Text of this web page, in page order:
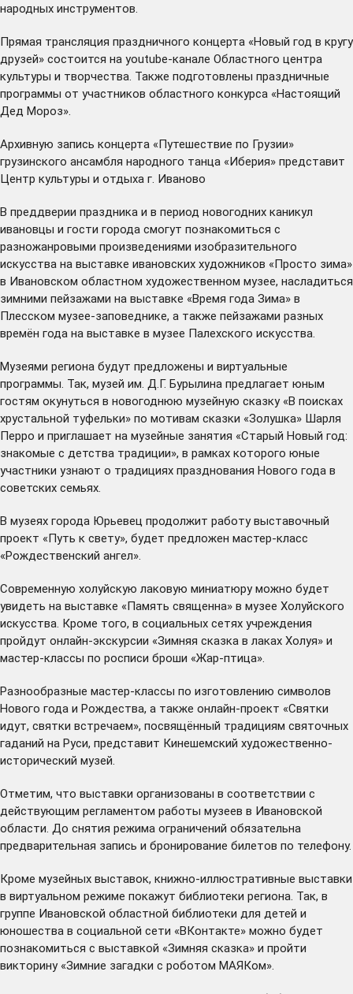
народных инструментов.
Прямая трансляция праздничного концерта «Новый год в кругу
друзей» состоится на youtube-канале Областного центра
культуры и творчества. Также подготовлены праздничные
программы от участников областного конкурса «Настоящий
Дед Мороз».
Архивную запись концерта «Путешествие по Грузии»
грузинского ансамбля народного танца «Иберия» представит
Центр культуры и отдыха г. Иваново
В преддверии праздника и в период новогодних каникул
ивановцы и гости города смогут познакомиться с
разножанровыми произведениями изобразительного
искусства на выставке ивановских художников «Просто зима»
в Ивановском областном художественном музее, насладиться
зимними пейзажами на выставке «Время года Зима» в
Плесском музее-заповеднике, а также пейзажами разных
времён года на выставке в музее Палехского искусства.
Музеями региона будут предложены и виртуальные
программы. Так, музей им. Д.Г. Бурылина предлагает юным
гостям окунуться в новогоднюю музейную сказку «В поисках
хрустальной туфельки» по мотивам сказки «Золушка» Шарля
Перро и приглашает на музейные занятия «Старый Новый год:
знакомые с детства традиции», в рамках которого юные
участники узнают о традициях празднования Нового года в
советских семьях.
В музеях города Юрьевец продолжит работу выставочный
проект «Путь к свету», будет предложен мастер-класс
«Рождественский ангел».
Современную холуйскую лаковую миниатюру можно будет
увидеть на выставке «Память священна» в музее Холуйского
искусства. Кроме того, в социальных сетях учреждения
пройдут онлайн-экскурсии «Зимняя сказка в лаках Холуя» и
мастер-классы по росписи броши «Жар-птица».
Разнообразные мастер-классы по изготовлению символов
Нового года и Рождества, а также онлайн-проект «Святки
идут, святки встречаем», посвящённый традициям святочных
гаданий на Руси, представит Кинешемский художественно-
исторический музей.
Отметим, что выставки организованы в соответствии с
действующим регламентом работы музеев в Ивановской
области. До снятия режима ограничений обязательна
предварительная запись и бронирование билетов по телефону.
Кроме музейных выставок, книжно-иллюстративные выставки
в виртуальном режиме покажут библиотеки региона. Так, в
группе Ивановской областной библиотеки для детей и
юношества в социальной сети «ВКонтакте» можно будет
познакомиться с выставкой «Зимняя сказка» и пройти
викторину «Зимние загадки с роботом МАЯКом».